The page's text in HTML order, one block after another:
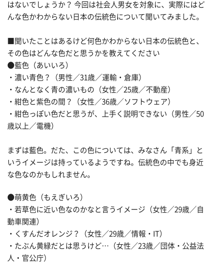
はないでしょうか？ 今回は社会人男女を対象に、実際にはど
んな色かわからない日本の伝統色について聞いてみました。
■聞いたことはあるけど何色かわからない日本の伝統色と、
その色はどんな色だと思うかを教えてください
●藍色（あいいろ）
・濃い青色？（男性／31歳／運輸・倉庫）
・なんとなく青の濃いもの（女性／25歳／不動産）
・紺色と紫色の間？（女性／36歳／ソフトウェア）
・紺色っぽい色だと思うが、上手く説明できない（男性／50
歳以上／電機）
まずは藍色。だた、この色については、みなさん「青系」と
いうイメージは持っているようですね。伝統色の中でも身近
な色なのかもしれません。
●萌黄色（もえぎいろ）
・若草色に近い色なのかなと言うイメージ（女性／29歳／自
動車関連）
・くすんだオレンジ？（女性／29歳／情報・IT）
・たぶん黄緑だとは思うけど…（女性／23歳／団体・公益法
人・官公庁）